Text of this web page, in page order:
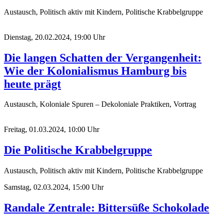
Austausch, Politisch aktiv mit Kindern, Politische Krabbelgruppe
Dienstag, 20.02.2024, 19:00 Uhr
Die langen Schatten der Vergangenheit:
Wie der Kolonialismus Hamburg bis
heute prägt
Austausch, Koloniale Spuren – Dekoloniale Praktiken, Vortrag
Freitag, 01.03.2024, 10:00 Uhr
Die Politische Krabbelgruppe
Austausch, Politisch aktiv mit Kindern, Politische Krabbelgruppe
Samstag, 02.03.2024, 15:00 Uhr
Randale Zentrale: Bittersüße Schokolade